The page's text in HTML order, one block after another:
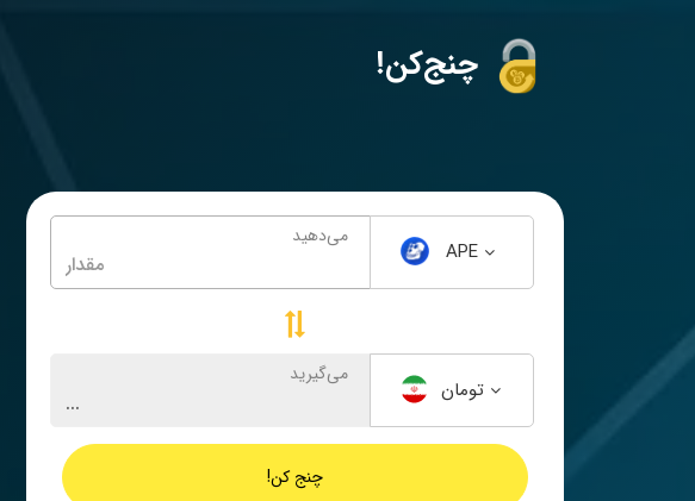
می‌دهید
APE
می‌گیرید
تومان
چنج کن!